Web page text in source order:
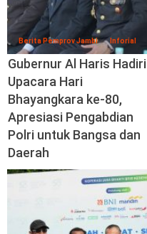
Berita Pemprov Jambi Inforial
Gubernur Al Haris Hadiri
Upacara Hari
Bhayangkara ke-80,
Apresiasi Pengabdian
Polri untuk Bangsa dan
Daerah